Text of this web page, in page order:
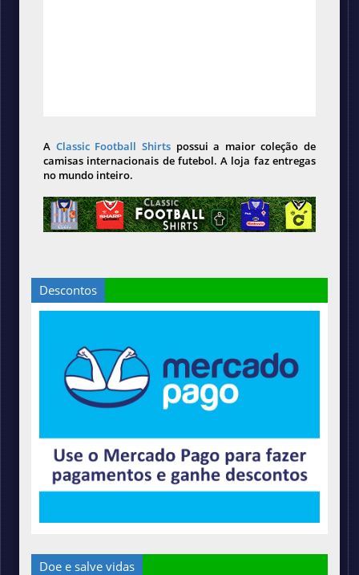
A Classic Football Shirts possui a maior coleção de
camisas internacionais de futebol. A loja faz entregas
no mundo inteiro.
Descontos
Doe e salve vidas